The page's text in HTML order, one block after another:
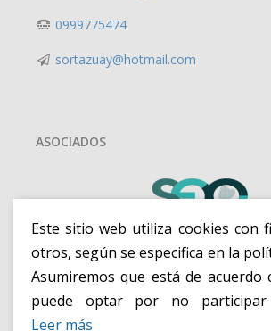
0999775474
sortazuay@hotmail.com
ASOCIADOS
Este sitio web utiliza cookies con
otros, según se especifica en la
Asumiremos que está de acuerdo
puede optar por no
Leer más